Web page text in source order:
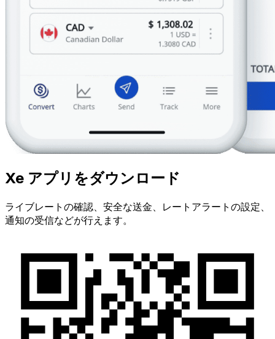
Xe アプリをダウンロード
ライブレートの確認、安全な送金、レートアラートの設定、
通知の受信などが行えます。